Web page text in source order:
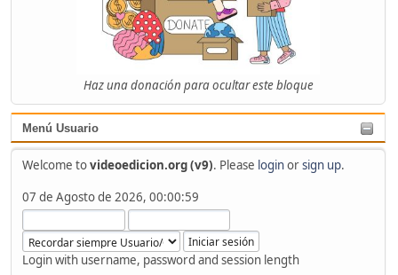
Haz una donación para ocultar este bloque
Menú Usuario
Welcome tovideoedicion.org (v9). Please loginorsign up.
07 de Agosto de 2026, 00:00:59
Login with username, password and session length